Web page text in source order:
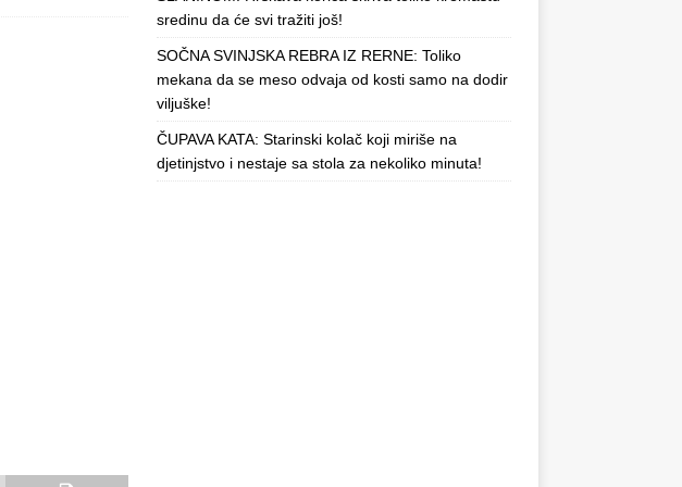
sredinu da će svi tražiti još!
SOČNA SVINJSKA REBRA IZ RERNE: Toliko
mekana da se meso odvaja od kosti samo na dodir
viljuške!
ČUPAVA KATA: Starinski kolač koji miriše na
djetinjstvo i nestaje sa stola za nekoliko minuta!